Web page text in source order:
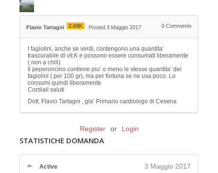
Flavio Tartagni 2.69K Posted 3 Maggio 2017 0 Comments
I fagiolini, anche se verdi, contengono una quantita’
trascurabile di vit.K e possono essere consumati liberamente
( non a chili).
Il peperoncino contiene piu’ o meno le stesse quantita’ dei
fagiolini ( per 100 gr), ma per fortuna se ne usa poco. Lo
consumi quindi liberamente
Cordiali saluti
Dott. Flavio Tartagni , gia’ Primario cardiologo di Cesena
Register or Login
STATISTICHE DOMANDA
Active 3 Maggio 2017